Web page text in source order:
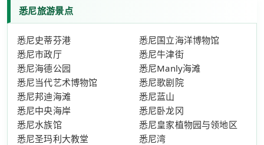
悉尼旅游景点
悉尼史蒂芬港
悉尼国立海洋博物馆
悉尼市政厅
悉尼牛津街
悉尼海德公园
悉尼Manly海滩
悉尼当代艺术博物馆
悉尼歌剧院
悉尼邦迪海滩
悉尼蓝山
悉尼中央海岸
悉尼卧龙冈
悉尼水族馆
悉尼皇家植物园与领地区
悉尼圣玛利大教堂
悉尼湾